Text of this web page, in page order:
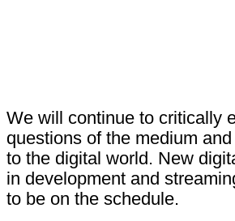
We will continue to critically
questions of the medium
to the digital world. New
in development and
to be on the schedule.